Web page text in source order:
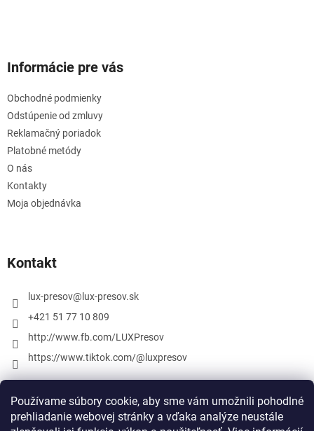
Používame súbory cookie, aby sme vám umožnili pohodlné
prehliadanie webovej stránky a vďaka analýze neustále
Informácie pre vás
Obchodné podmienky
Odstúpenie od zmluvy
Reklamačný poriadok
Platobné metódy
O nás
Kontakty
Moja objednávka
Kontakt
lux-presov@ lux-presov.sk
+421 51 77 10 809
http://www.fb.com/LUXPresov
https://www.tiktok.com/@luxpresov